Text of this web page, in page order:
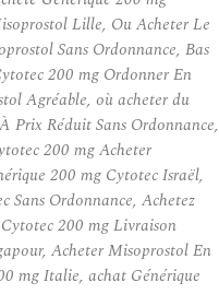
Lille, Ou Acheter Le
Sans Ordonnance, Bas
200 mg Ordonner En
Agréable, où acheter du
Prix Réduit Sans Ordonnance,
200 mg Acheter
200 mg Cytotec Israël,
Sans Ordonnance, Achetez
200 mg Livraison
Acheter Misoprostol En
mg Italie, achat Générique